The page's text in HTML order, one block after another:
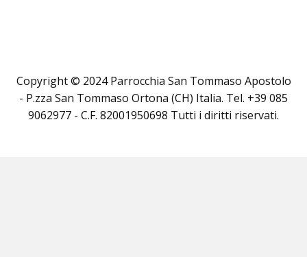
Copyright © 2024 Parrocchia San Tommaso Apostolo
- P.zza San Tommaso Ortona (CH) Italia. Tel. +39 085
9062977 - C.F. 82001950698 Tutti i diritti riservati.